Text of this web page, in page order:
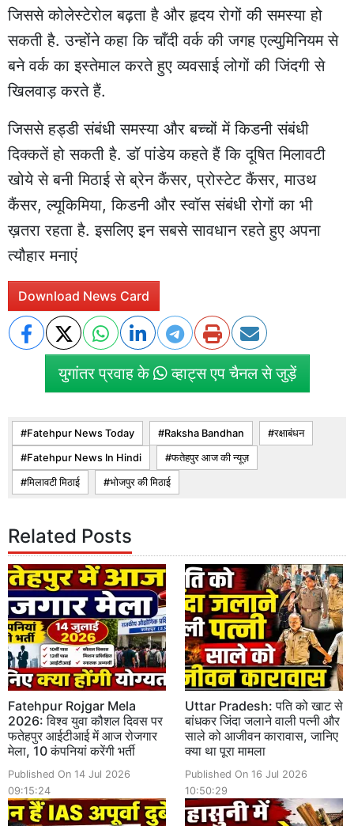
जिससे कोलेस्टेरोल बढ़ता है और हृदय रोगों की समस्या हो
सकती है. उन्होंने कहा कि चाँदी वर्क की जगह एल्युमिनियम से
बने वर्क का इस्तेमाल करते हुए व्यवसाई लोगों की जिंदगी से
खिलवाड़ करते हैं.
जिससे हड्डी संबंधी समस्या और बच्चों में किडनी संबंधी
दिक्कतें हो सकती है. डॉ पांडेय कहते हैं कि दूषित मिलावटी
खोये से बनी मिठाई से ब्रेन कैंसर, प्रोस्टेट कैंसर, माउथ
कैंसर, ल्यूकिमिया, किडनी और स्वॉस संबंधी रोगों का भी
ख़तरा रहता है. इसलिए इन सबसे सावधान रहते हुए अपना
त्यौहार मनाएं
Download News Card
युगांतर प्रवाह के व्हाट्स एप चैनल से जुड़ें
Fatehpur News Today Raksha Bandhan रक्षाबंधन
Fatehpur News In Hindi फतेहपुर आज की न्यूज़
मिलावटी मिठाई भोजपुर की मिठाई
Related Posts
Fatehpur Rojgar Mela
2026: विश्व युवा कौशल दिवस पर
फतेहपुर आईटीआई में आज रोजगार
मेला, 10 कंपनियां करेंगी भर्ती
Published On 14 Jul 2026
09:15:24
Uttar Pradesh: पति को खाट से
बांधकर जिंदा जलाने वाली पत्नी और
साले को आजीवन कारावास, जानिए
क्या था पूरा मामला
Published On 16 Jul 2026
10:50:29